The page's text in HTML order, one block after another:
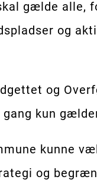
gælde alle,
og
og
gang kun
kunne
og